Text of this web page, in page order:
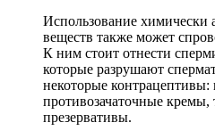
Использование
веществ также может
К ним стоит отнести
которые разрушают
некоторые контрацептивы:
противозачаточные кремы,
презервативы.